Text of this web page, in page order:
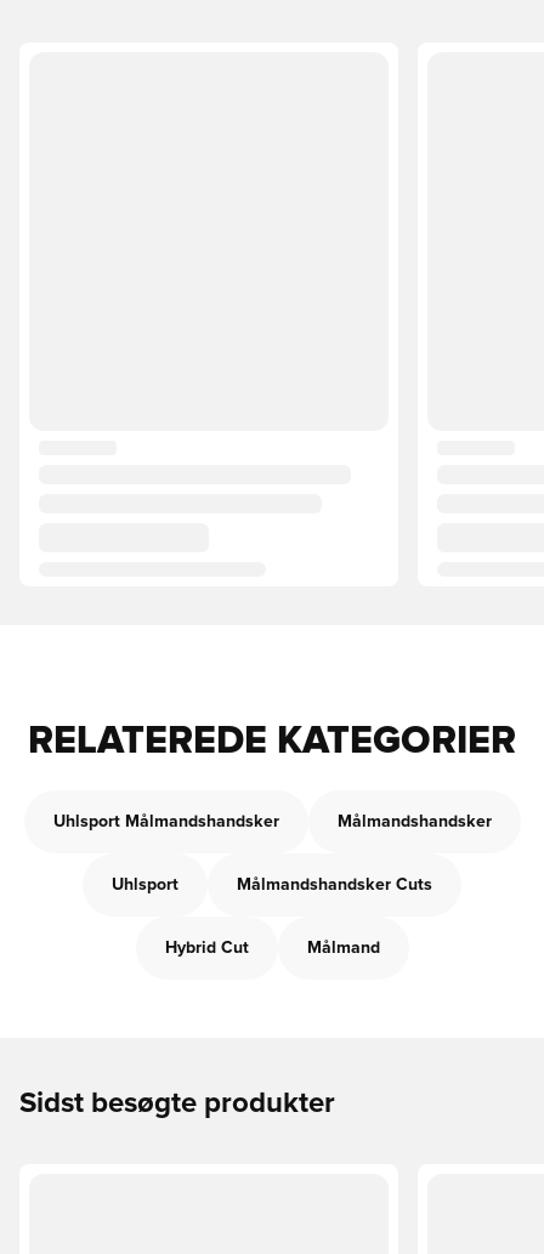
RELATEREDE KATEGORIER
Uhlsport Målmandshandsker Målmandshandsker
Uhlsport Målmandshandsker Cuts
Hybrid Cut Målmand
Sidst besøgte produkter